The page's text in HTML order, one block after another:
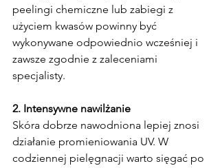
peelingi chemiczne lub zabiegi z
użyciem kwasów powinny być
wykonywane odpowiednio wcześniej i
zawsze zgodnie z zaleceniami
specjalisty.
2. Intensywne nawilżanie
Skóra dobrze nawodniona lepiej znosi
działanie promieniowania UV. W
codziennej pielęgnacji warto sięgać po